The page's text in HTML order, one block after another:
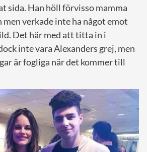
sida. Han höll förvisso mamma
men verkade inte ha något emot
Det här med att titta in i
inte vara Alexanders grej, men
är fogliga när det kommer till